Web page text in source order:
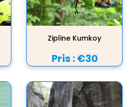
Zipline Kumkoy
Pris :€30